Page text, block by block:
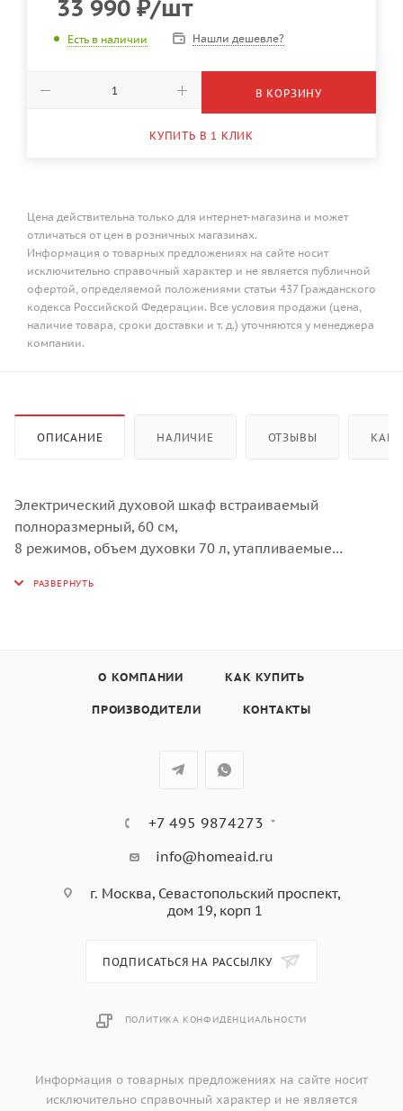
33 990 ₽/шт
Есть в наличии Нашли дешевле?
В КОРЗИНУ
КУПИТЬ В 1 КЛИК
Цена действительна только для интернет-магазина и может
отличаться от цен в розничных магазинах.
Информация о товарных предложениях на сайте носит
исключительно справочный характер и не является публичной
офертой, определяемой положениями статьи 437 Гражданского
кодекса Российской Федерации. Все условия продажи (цена,
наличие товара, сроки доставки и т. д.) уточняются у менеджера
компании.
ОПИСАНИЕ НАЛИЧИЕ ОТЗЫВЫ КАК
Электрический духовой шкаф встраиваемый
полноразмерный, 60 см,
8 режимов, объем духовки 70 л, утапливаемые
дисплей Snow White, хромированные боковые
стекло дверцы,
защитное отключение, охлаждающий вентилятор,
О КОМПАНИИ КАК КУПИТЬ
ПРОИЗВОДИТЕЛИ КОНТАКТЫ
+7 495 9874273
info@homeaid.ru
г. Москва, Севастопольский проспект,
дом 19, корп 1
ПОДПИСАТЬСЯ НА РАССЫЛКУ
ПОЛИТИКА КОНФИДЕНЦИАЛЬНОСТИ
Информация о товарных предложениях на сайте носит
исключительно справочный характер и не является